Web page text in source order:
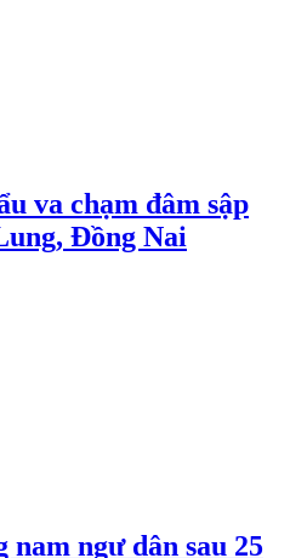
va chạm đâm sập
Đồng Nai
ngư dân sau 25